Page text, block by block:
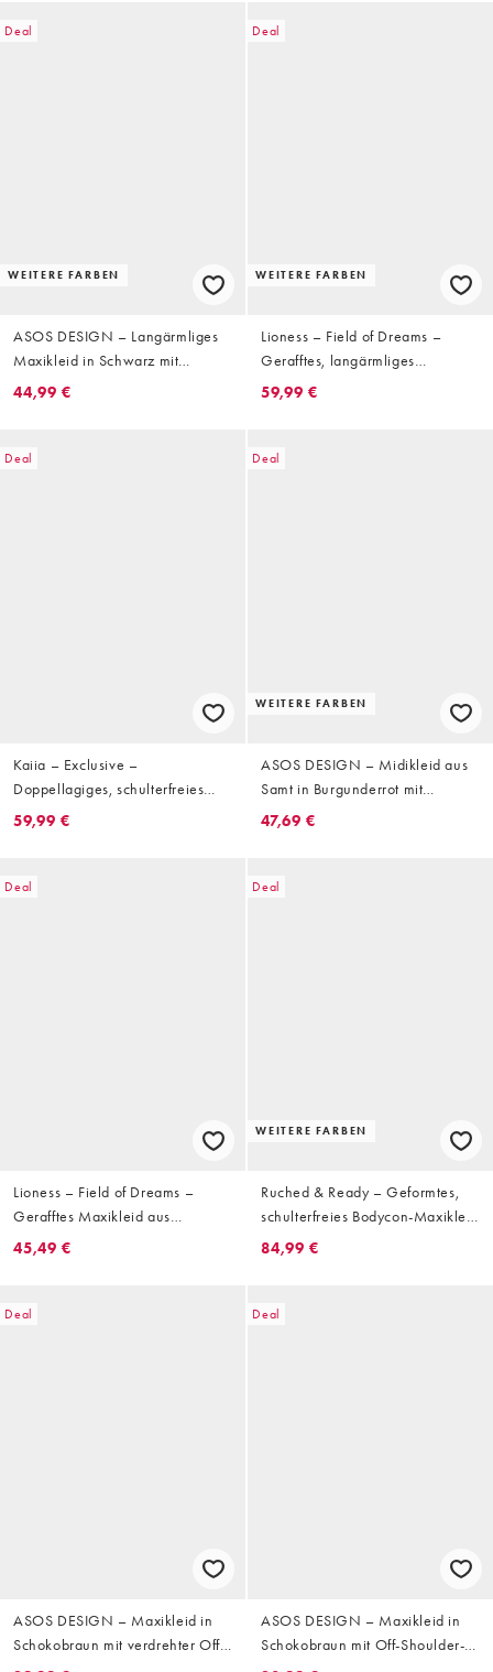
Deal
WEITERE FARBEN
ASOS DESIGN – Langärmliges
Maxikleid in Schwarz mit
verdrehter Schulterpartie und
44,99 €
Deal
WEITERE FARBEN
Lioness – Field of Dreams –
Gerafftes, langärmliges
Maxikleid in Marineblau mit
Ausschnitt
59,99 €
Deal
Kaiia – Exclusive –
Doppellagiges, schulterfreies
Maxikleid in Schokobraun mit
Netzstoffeinsatz
59,99 €
Deal
WEITERE FARBEN
ASOS DESIGN – Midikleid aus
Samt in Burgunderrot mit
verdrehter Schulterpartie und
47,69 €
Deal
Lioness – Field of Dreams –
Gerafftes Maxikleid aus
plissiertem Samt in Schwarz mit
45,49 €
Deal
WEITERE FARBEN
Ruched & Ready – Geformtes,
schulterfreies Bodycon-Maxikleid
in Burgunderrot mit Raffung und
84,99 €
Deal
ASOS DESIGN – Maxikleid in
Schokobraun mit verdrehter Off-
Deal
ASOS DESIGN – Maxikleid in
Schokobraun mit Off-Shoulder-